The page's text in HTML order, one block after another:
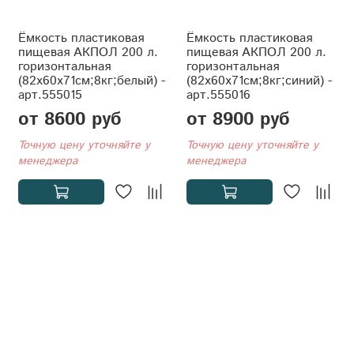
Ёмкость пластиковая
пищевая АКПОЛ 200 л.
горизонтальная
(82x60x71см;8кг;белый) -
арт.555015
от 8600 руб
Точную цену уточняйте у
менеджера
Ёмкость пластиковая
пищевая АКПОЛ 200 л.
горизонтальная
(82x60x71см;8кг;синий) -
арт.555016
от 8900 руб
Точную цену уточняйте у
менеджера